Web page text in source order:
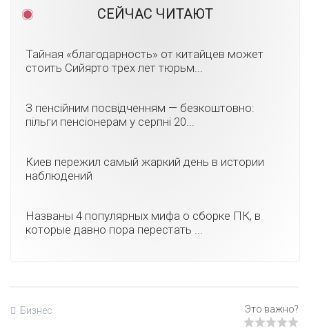
СЕЙЧАС ЧИТАЮТ
Тайная «благодарность» от китайцев может
стоить Сийярто трех лет тюрьм...
З пенсійним посвідченням — безкоштовно:
пільги пенсіонерам у серпні 20...
Киев пережил самый жаркий день в истории
наблюдений
Названы 4 популярных мифа о сборке ПК, в
которые давно пора перестать ...
Бизнес